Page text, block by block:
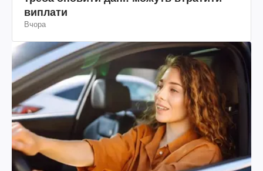
виплати
Вчора